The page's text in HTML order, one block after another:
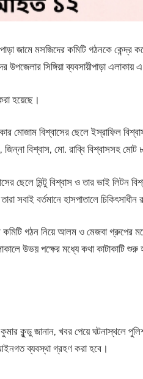
জামে মসজিদের কমিটি গঠনকে
সিঙ্গিয়া ব্যবসায়ীপাড়া এলাকায়
হয়েছে।
বিশ্বাসের ছেলে ইস্রাফিল
জিন্না বিশ্বাস, মো. রাব্বি বিশ্বাসসহ
মিন্টু বিশ্বাস ও তার ভাই লিটন
সবাই বর্তমানে হাসপাতালে চিকিৎসাধীন
গঠন নিয়ে আলম ও মেজবা গ্রুপের
উভয় পক্ষের মধ্যে কথা কাটাকাটি শুরু
কুন্ডু জানান, খবর পেয়ে ঘটনাস্থলে
ব্যবস্থা গ্রহণ করা হবে।